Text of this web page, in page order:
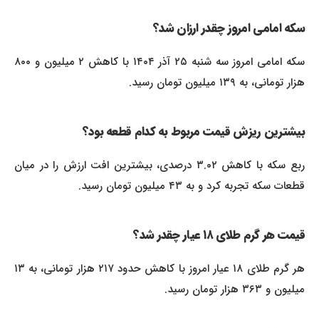
سکه امامی امروز چقدر ارزان شد؟
سکه امامی امروز سه شنبه ۲۵ آذر ۱۴۰۴ با کاهش ۲ میلیون و ۸۰۰
هزار تومانی، به ۱۳۹ میلیون تومان رسید.
بیشترین ریزش قیمت مربوط به کدام قطعه بود؟
ربع سکه با کاهش ۳.۰۲ درصدی، بیشترین افت ارزش را در میان
قطعات سکه تجربه کرد و به ۴۳ میلیون تومان رسید.
قیمت هر گرم طلای ۱۸ عیار چقدر شد؟
هر گرم طلای ۱۸ عیار امروز با کاهش حدود ۲۱۷ هزار تومانی، به ۱۳
میلیون و ۳۶۳ هزار تومان رسید.